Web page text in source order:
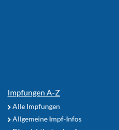
Impfungen A-Z
Alle Impfungen
Allgemeine Impf-Infos